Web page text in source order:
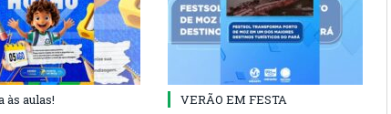
às aulas! VERÃO EM FESTA